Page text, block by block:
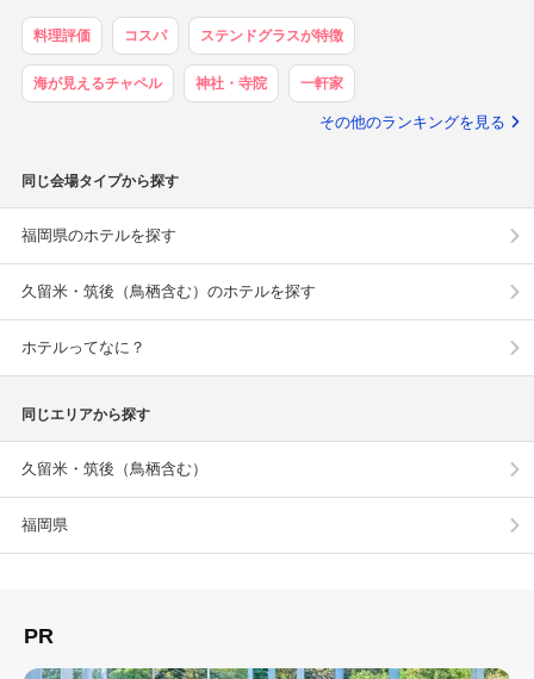
料理評価 コスパ ステンドグラスが特徴
海が見えるチャペル 神社・寺院 一軒家
その他のランキングを見る
同じ会場タイプから探す
福岡県のホテルを探す
久留米・筑後（鳥栖含む）のホテルを探す
ホテルってなに？
同じエリアから探す
久留米・筑後（鳥栖含む）
福岡県
PR